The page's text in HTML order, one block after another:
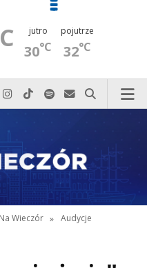
jutro
30°C
pojutrze
32°C
prostu do nas zadzwoń
nas na Facebook-u
Odwiedź nas na X
Odwiedź nas na Instagram-ie
Odwiedź nas na TikTok-u
Szukaj nas na Spotify
Wyślij do nas
Szukaj
Wieczór » Audycje